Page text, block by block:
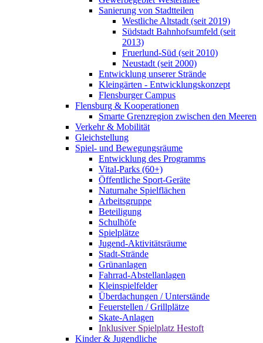
Sanierung von Stadtteilen
Westliche Altstadt (seit 2019)
Südstadt Bahnhofsumfeld (seit
2013)
Fruerlund-Süd (seit 2010)
Neustadt (seit 2000)
Entwicklung unserer Strände
Kleingärten - Entwicklungskonzept
Flensburger Campus
Flensburg & Kooperationen
Smarte Grenzregion zwischen den Meeren
Verkehr & Mobilität
Gleichstellung
Spiel- und Bewegungsräume
Entwicklung des Programms
Vital-Parks (60+)
Öffentliche Sport-Geräte
Naturnahe Spielflächen
Arbeitsgruppe
Beteiligung
Schulhöfe
Spielplätze
Jugend-Aktivitätsräume
Stadt-Strände
Grünanlagen
Fahrrad-Abstellanlagen
Kleinspielfelder
Überdachungen / Unterstände
Feuerstellen / Grillplätze
Skate-Anlagen
Inklusiver Spielplatz Hestoft
Kinder & Jugendliche